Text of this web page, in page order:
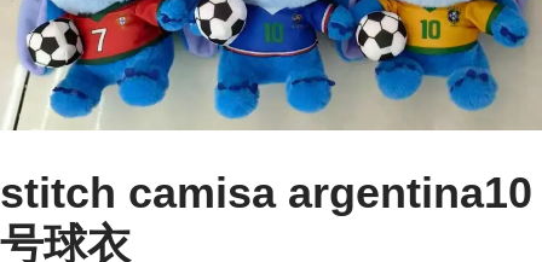
stitch camisa argentina10
号球衣